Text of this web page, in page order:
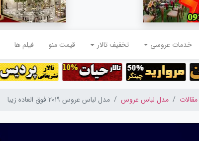
خدمات عروسی تخفیف تالار قیمت منو فیلم ها
مقالات مدل لباس عروس مدل لباس عروس ۲۰۱۹ فوق العاده زیبا